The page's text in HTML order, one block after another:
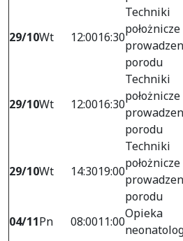
29/10Wt 12:0016:30
Techniki
położnicze
porodu
29/10Wt 12:0016:30
Techniki
położnicze
porodu
29/10Wt 14:3019:00
Techniki
położnicze
porodu
04/11Pn 08:0011:00
Opieka